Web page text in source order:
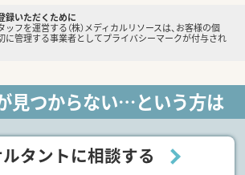
録いただくために
ッフを運営する（株）メディカルリソースは、お客様の個
に管理する事業者としてプライバシーマークが付与され
見つからない…という方は
タントに相談する